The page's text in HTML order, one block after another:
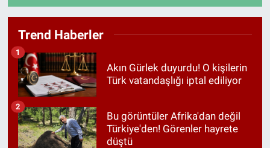
Trend Haberler
Akın Gürlek duyurdu! O kişilerin
Türk vatandaşlığı iptal ediliyor
1
Bu görüntüler Afrika'dan değil
Türkiye'den! Görenler hayrete
düştü
2